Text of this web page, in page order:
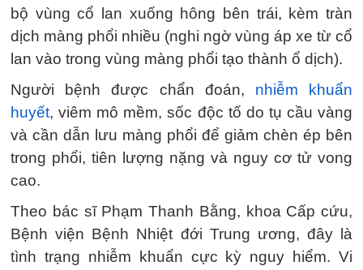
bộ vùng cổ lan xuống hông bên trái, kèm tràn
dịch màng phổi nhiều (nghi ngờ vùng áp xe từ cổ
lan vào trong vùng màng phổi tạo thành ổ dịch).
Người bệnh được chẩn đoán, nhiễm khuẩn
huyết, viêm mô mềm, sốc độc tố do tụ cầu vàng
và cần dẫn lưu màng phổi để giảm chèn ép bên
trong phổi, tiên lượng nặng và nguy cơ tử vong
cao.
Theo bác sĩ Phạm Thanh Bằng, khoa Cấp cứu,
Bệnh viện Bệnh Nhiệt đới Trung ương, đây là
tình trạng nhiễm khuẩn cực kỳ nguy hiểm. Vi